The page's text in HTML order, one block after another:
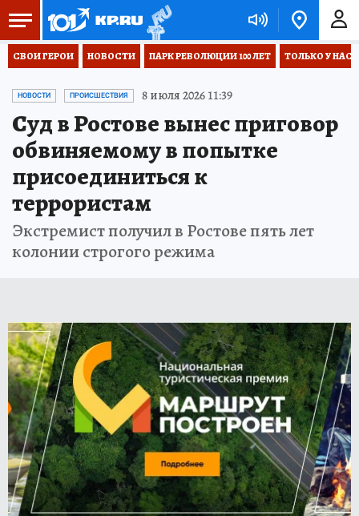
СВОИ ГЕРОИ НОВОСТИ ПАРК РЕВОЛЮЦИИ 100 ЛЕТ ТОЛЬКО У НАС
НОВОСТИ ПРОИСШЕСТВИЯ 8 июля 2026 11:39
Суд в Ростове вынес приговор
обвиняемому в попытке
присоединиться к
террористам
Экстремист получил в Ростове пять лет
колонии строгого режима